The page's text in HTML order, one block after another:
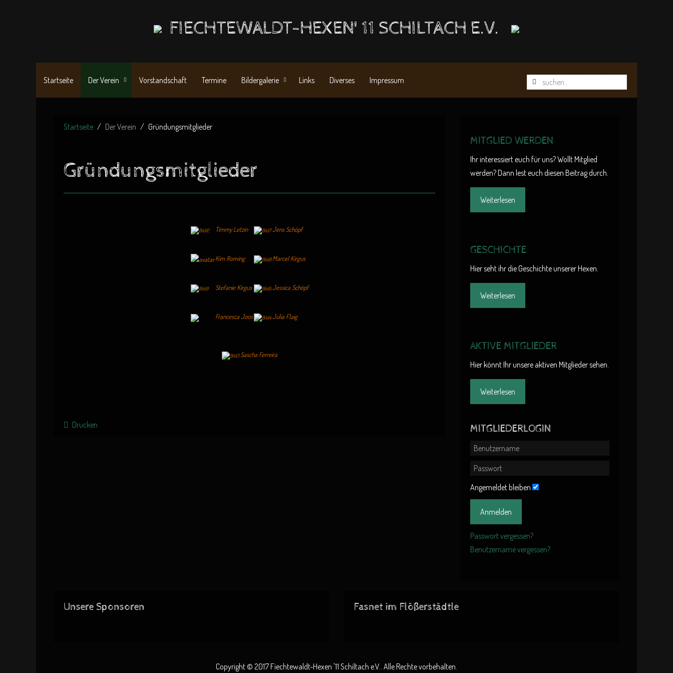
FIECHTEWALDT-HEXEN' 11 SCHILTACH E.V.
Startseite Der Verein Vorstandschaft Termine Bildergalerie Links Diverses Impressum
Startseite Der Verein Gründungsmitglieder
Gründungsmitglieder
Timmy Letzin Jens Schöpf
Kim Roming Marcel Kirgus
Stefanie Kirgus Jessica Schöpf
Francesca Joos Julia Flaig
Sascha Ferreira
Drucken
MITGLIED WERDEN
Ihr interessiert euch für uns? Wollt Mitglied
werden? Dann lest euch diesen Beitrag durch.
Weiterlesen
GESCHICHTE
Hier seht ihr die Geschichte unserer Hexen.
Weiterlesen
AKTIVE MITGLIEDER
Hier könnt Ihr unsere aktiven Mitglieder sehen.
Weiterlesen
MITGLIEDERLOGIN
Angemeldet bleiben
Anmelden
Passwort vergessen?
Benutzername vergessen?
Unsere Sponsoren Fasnet im Flößerstädtle
Copyright © 2017 Fiechtewaldt-Hexen '11 Schiltach e.V.. Alle Rechte vorbehalten.